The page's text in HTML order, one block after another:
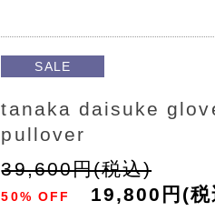
SALE
tanaka daisuke
pullover
39,600円(税込)
50% OFF 19,800円(